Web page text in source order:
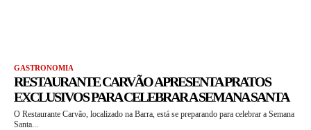
GASTRONOMIA
RESTAURANTE CARVÃO APRESENTA PRATOS
EXCLUSIVOS PARA CELEBRAR A SEMANA SANTA
O Restaurante Carvão, localizado na Barra, está se preparando para celebrar a Semana
Santa...